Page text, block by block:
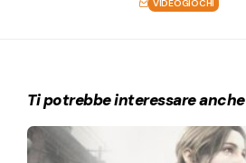
VIDEOGIOCHI
Ti potrebbe interessare anche